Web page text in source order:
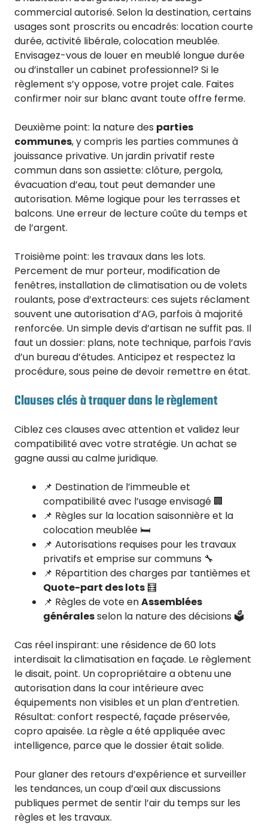
commercial autorisé. Selon la destination, certains
usages sont proscrits ou encadrés: location courte
durée, activité libérale, colocation meublée.
Envisagez-vous de louer en meublé longue durée
ou d’installer un cabinet professionnel? Si le
règlement s’y oppose, votre projet cale. Faites
confirmer noir sur blanc avant toute offre ferme.
Deuxième point: la nature des parties
communes, y compris les parties communes à
jouissance privative. Un jardin privatif reste
commun dans son assiette: clôture, pergola,
évacuation d’eau, tout peut demander une
autorisation. Même logique pour les terrasses et
balcons. Une erreur de lecture coûte du temps et
de l’argent.
Troisième point: les travaux dans les lots.
Percement de mur porteur, modification de
fenêtres, installation de climatisation ou de volets
roulants, pose d’extracteurs: ces sujets réclament
souvent une autorisation d’AG, parfois à majorité
renforcée. Un simple devis d’artisan ne suffit pas. Il
faut un dossier: plans, note technique, parfois l’avis
d’un bureau d’études. Anticipez et respectez la
procédure, sous peine de devoir remettre en état.
Clauses clés à traquer dans le règlement
Ciblez ces clauses avec attention et validez leur
compatibilité avec votre stratégie. Un achat se
gagne aussi au calme juridique.
📌 Destination de l’immeuble et
compatibilité avec l’usage envisagé 🏢
📌 Règles sur la location saisonnière et la
colocation meublée 🛏️
📌 Autorisations requises pour les travaux
privatifs et emprise sur communs 🔧
📌 Répartition des charges par tantièmes et
Quote-part des lots 🧮
📌 Règles de vote enAssemblées
généralesselon la nature des décisions 🗳️
Cas réel inspirant: une résidence de 60 lots
interdisait la climatisation en façade. Le règlement
le disait, point. Un copropriétaire a obtenu une
autorisation dans la cour intérieure avec
équipements non visibles et un plan d’entretien.
Résultat: confort respecté, façade préservée,
copro apaisée. La règle a été appliquée avec
intelligence, parce que le dossier était solide.
Pour glaner des retours d’expérience et surveiller
les tendances, un coup d’œil aux discussions
publiques permet de sentir l’air du temps sur les
règles et les travaux.